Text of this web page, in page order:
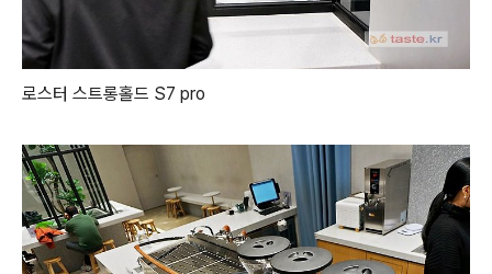
로스터 스트롱홀드 S7 pro